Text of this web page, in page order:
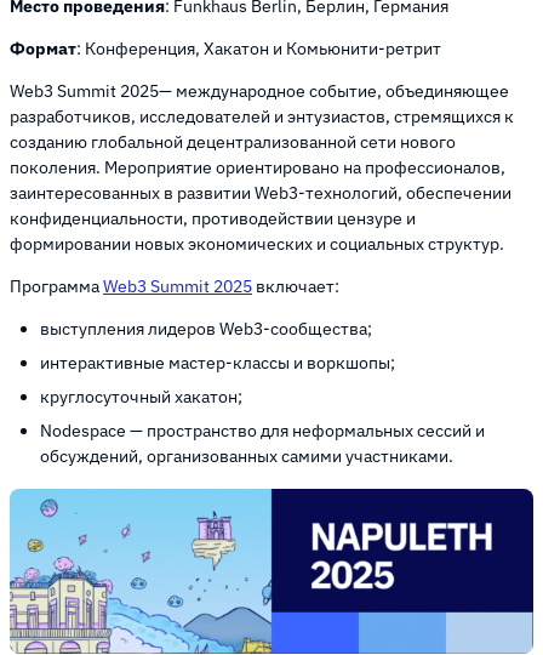
Место проведения: Funkhaus Berlin, Берлин, Германия
Формат: Конференция, Хакатон и Комьюнити-ретрит
Web3 Summit 2025— международное событие, объединяющее
разработчиков, исследователей и энтузиастов, стремящихся к
созданию глобальной децентрализованной сети нового
поколения. Мероприятие ориентировано на профессионалов,
заинтересованных в развитии Web3-технологий, обеспечении
конфиденциальности, противодействии цензуре и
формировании новых экономических и социальных структур.
ПрограммаWeb3 Summit 2025 включает:
выступления лидеров Web3-сообщества;
интерактивные мастер-классы и воркшопы;
круглосуточный хакатон;
Nodespace — пространство для неформальных сессий и
обсуждений, организованных самими участниками.